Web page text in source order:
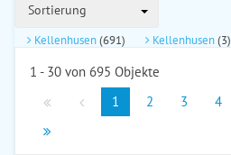
Sortierung
Kellenhusen(691) Kellenhusen(3)
1 - 30 von 695 Objekte
1
2 3 4